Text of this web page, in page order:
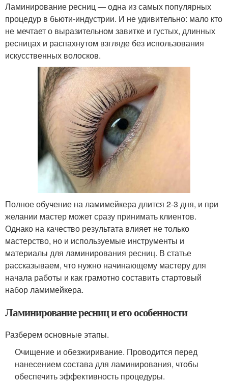
Ламинирование ресниц — одна из самых популярных
процедур в бьюти-индустрии. И не удивительно: мало кто
не мечтает о выразительном завитке и густых, длинных
ресницах и распахнутом взгляде без использования
искусственных волосков.
Полное обучение на ламимейкера длится 2-3 дня, и при
желании мастер может сразу принимать клиентов.
Однако на качество результата влияет не только
мастерство, но и используемые инструменты и
материалы для ламинирования ресниц. В статье
рассказываем, что нужно начинающему мастеру для
начала работы и как грамотно составить стартовый
набор ламимейкера.
Ламинирование ресниц и его особенности
Разберем основные этапы.
Очищение и обезжиривание. Проводится перед
нанесением состава для ламинирования, чтобы
обеспечить эффективность процедуры.